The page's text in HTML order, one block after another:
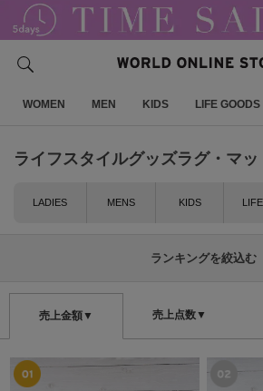
WOMEN MEN KIDS LIFE GOODS
ライフスタイルグッズラグ・マ
LADIES MENS KIDS
ランキングを絞込む
売上金額▼ 売上点数▼